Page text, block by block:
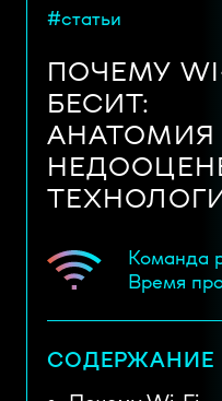
#статьи
ПОЧЕМУ
БЕСИТ:
Команда
Время
СОДЕРЖАНИЕ